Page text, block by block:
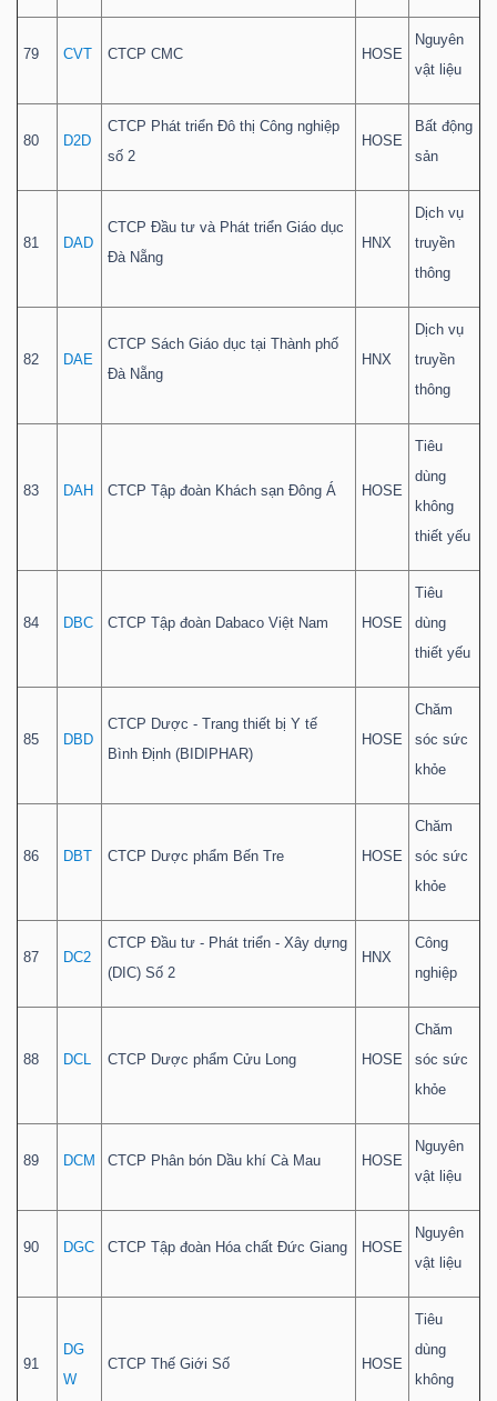
79 CVT CTCP CMC HOSE
Nguyên
vật liệu
80 D2D
CTCP Phát triển Đô thị Công nghiệp
số 2
HOSE
Bất động
sản
81 DAD
CTCP Đầu tư và Phát triển Giáo dục
Đà Nẵng
HNX
Dịch vụ
truyền
thông
82 DAE
CTCP Sách Giáo dục tại Thành phố
Đà Nẵng
HNX
Dịch vụ
truyền
thông
83 DAH CTCP Tập đoàn Khách sạn Đông Á HOSE
Tiêu
dùng
không
thiết yếu
84 DBC CTCP Tập đoàn Dabaco Việt Nam HOSE
Tiêu
dùng
thiết yếu
85 DBD
CTCP Dược - Trang thiết bị Y tế
Bình Định (BIDIPHAR)
HOSE
Chăm
sóc sức
khỏe
86 DBT CTCP Dược phẩm Bến Tre HOSE
Chăm
sóc sức
khỏe
87 DC2
CTCP Đầu tư - Phát triển - Xây dựng
(DIC) Số 2
HNX
Công
nghiệp
88 DCL CTCP Dược phẩm Cửu Long HOSE
Chăm
sóc sức
khỏe
89 DCM CTCP Phân bón Dầu khí Cà Mau HOSE
Nguyên
vật liệu
90 DGC CTCP Tập đoàn Hóa chất Đức Giang HOSE
Nguyên
vật liệu
91
DG
W
CTCP Thế Giới Số HOSE
Tiêu
dùng
không